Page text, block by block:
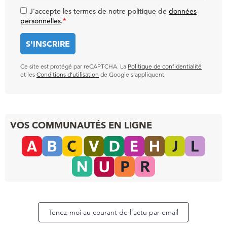
J'accepte les termes de notre politique de données
personnelles.*
Ce site est protégé par reCAPTCHA. La Politique de confidentialité
et les Conditions d’utilisation de Google s’appliquent.
VOS COMMUNAUTÉS EN LIGNE
Tenez-moi au courant de l’actu par email